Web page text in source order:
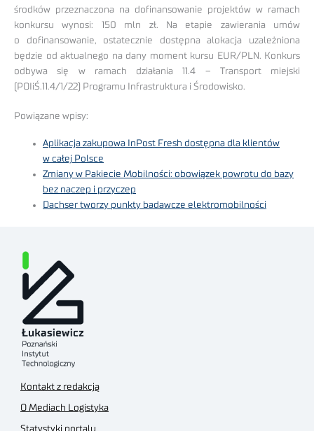
środków przeznaczona na dofinansowanie projektów w ramach
konkursu wynosi: 150 mln zł. Na etapie zawierania umów
o dofinansowanie, ostatecznie dostępna alokacja uzależniona
będzie od aktualnego na dany moment kursu EUR/PLN. Konkurs
odbywa się w ramach działania 11.4 – Transport miejski
(POIiŚ.11.4/1/22) Programu Infrastruktura i Środowisko.
Powiązane wpisy:
Aplikacja zakupowa InPost Fresh dostępna dla klientów
w całej Polsce
Zmiany w Pakiecie Mobilności: obowiązek powrotu do bazy
bez naczep i przyczep
Dachser tworzy punkty badawcze elektromobilności
Kontakt z redakcją
O Mediach Logistyka